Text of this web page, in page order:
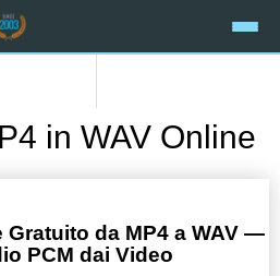
in WAV Online
da MP4 a WAV —
PCM dai Video